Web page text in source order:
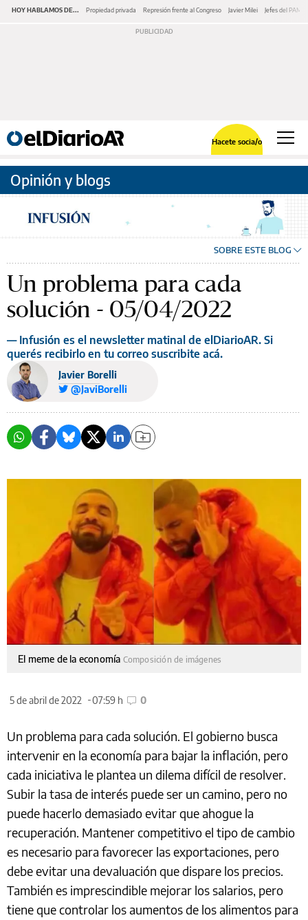
HOY HABLAMOS DE... Propiedad privada Represión frente al Congreso Javier Milei Jefes del PAMI
Hacete socia/o
Opinión y blogs
SOBRE ESTE BLOG
Un problema para cada
solución - 05/04/2022
— Infusión es el newsletter matinal de elDiarioAR. Si
querés recibirlo en tu correo suscribite acá.
Javier Borelli
@JaviBorelli
El meme de la economía Composición de imágenes
5 de abril de 2022 07:59 h 0
Un problema para cada solución. El gobierno busca
intervenir en la economía para bajar la inflación, pero
cada iniciativa le plantea un dilema difícil de resolver.
Subir la tasa de interés puede ser un camino, pero no
puede hacerlo demasiado evitar que ahogue la
recuperación. Mantener competitivo el tipo de cambio
es necesario para favorecer las exportaciones, pero
debe evitar una devaluación que dispare los precios.
También es imprescindible mejorar los salarios, pero
tiene que controlar los aumentos de los alimentos para